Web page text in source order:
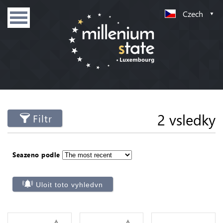
Czech
Filtr 2 vsledky
Seazeno podle
Uloit toto vyhledvn